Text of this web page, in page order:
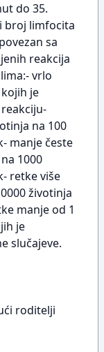
do 35.
broj limfocita
sa
reakcija
vrlo
je
na 100
manje česte
1000
retke više
životinja
manje od 1
je
slučajeve.
roditelji